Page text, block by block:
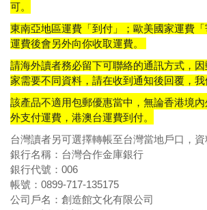
可。
東南亞地區運費「到付」；歐美國家運費
運費後會另外向你收取運費。
請海外讀者務必留下可聯絡的通訊方式，
家需要不同資料，請在收到通知後回覆，我
該產品不適用包郵優惠當中，無論香港境
外支付運費，港澳台運費到付。
台灣讀者另可選擇轉帳至台灣當地戶口，資
銀行名稱：台灣合作金庫銀行
銀行代號：006
帳號：0899-717-135175
公司戶名：創造館文化有限公司